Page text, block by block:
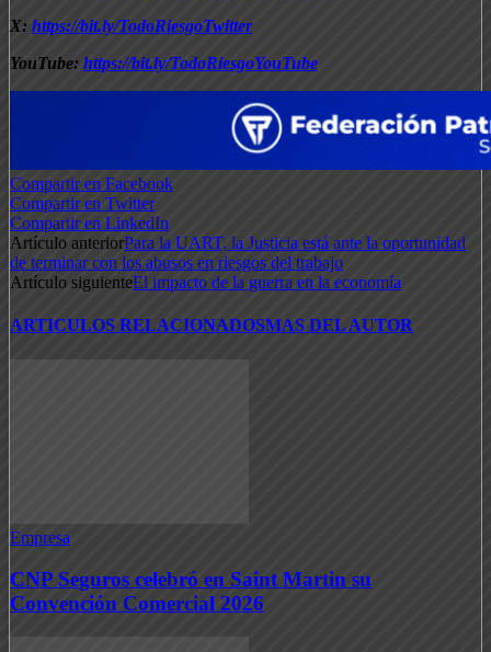
X: https://bit.ly/TodoRiesgoTwitter
YouTube: https://bit.ly/TodoRiesgoYouTube
Compartir en Facebook
Compartir en Twitter
Compartir en LinkedIn
Artículo anteriorPara la UART, la Justicia está ante la oportunidad
de terminar con los abusos en riesgos del trabajo
Artículo siguienteEl impacto de la guerra en la economía
ARTICULOS RELACIONADOSMAS DEL AUTOR
Empresa
CNP Seguros celebró en Saint Martin su
Convención Comercial 2026